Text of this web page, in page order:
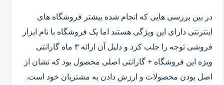
در بین بررسی هایی که انجام شده بیشتر فروشگاه های
اینترنتی دارای این ویژگی هستند اما یک فروشگاه با نام ابزار
فروشی توجه را جلب کرد و دلیل آن ارائه ۳ ماه گارانتی
ویژه این فروشگاه + گارانتی اصلی محصول بود که نشان از
اصل بودن محصولات و ارزش دادن به مشتریان خود است.